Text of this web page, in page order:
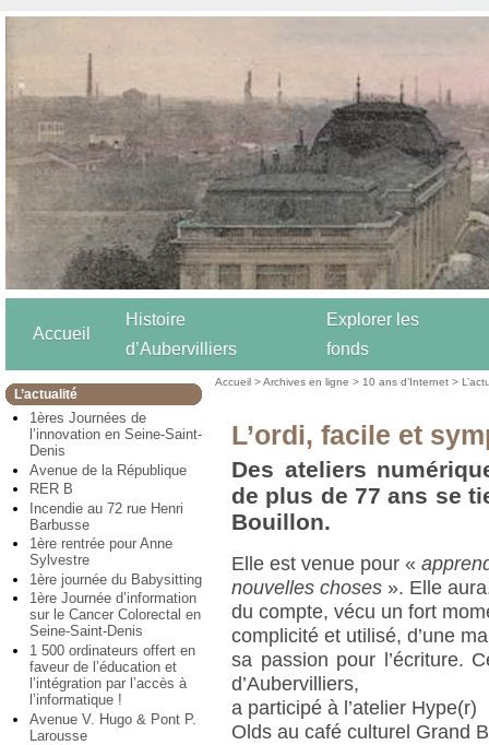
Accueil
Histoire
d’Aubervilliers
Explorer les
fonds
L’actualité
1ères Journées de
l’innovation en Seine-Saint-
Denis
Avenue de la République
RER B
Incendie au 72 rue Henri
Barbusse
1ère rentrée pour Anne
Sylvestre
1ère journée du Babysitting
1ère Journée d’information
sur le Cancer Colorectal en
Seine-Saint-Denis
1 500 ordinateurs offert en
faveur de l’éducation et
l’intégration par l’accès à
l’informatique !
Avenue V. Hugo & Pont P.
Larousse
Accueil >Archives en ligne > 10 ans d’Internet >
L’ordi, facile et
Des ateliers
de plus de 77 ans se
Bouillon.
Elle est venue pour «
nouvelles choses ». Elle
du compte, vécu un fort
complicité et utilisé, d’une
sa passion pour l’écriture.
d’Aubervilliers,
a participé à l’atelier Hype(r)
Olds au café culturel Grand